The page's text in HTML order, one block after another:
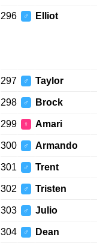
296 ♂ Elliot
297 ♂ Taylor
298 ♂ Brock
299 ♀ Amari
300 ♂ Armando
301 ♂ Trent
302 ♂ Tristen
303 ♂ Julio
304 ♂ Dean